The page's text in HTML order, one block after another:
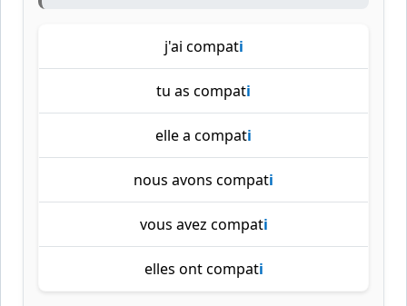
j'ai compati
tu as compati
elle a compati
nous avons compati
vous avez compati
elles ont compati